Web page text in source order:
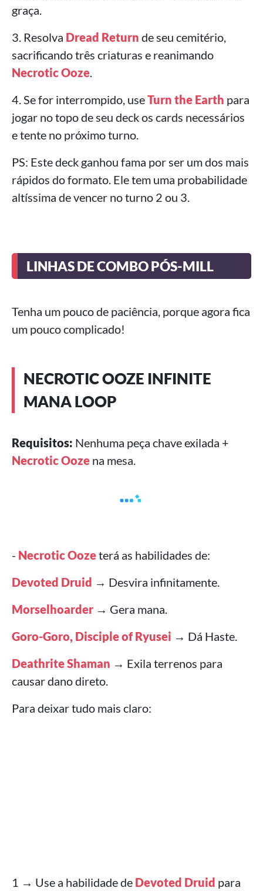
graça.
3. Resolva Dread Return de seu cemitério,
sacrificando três criaturas e reanimando
Necrotic Ooze.
4. Se for interrompido, useTurn the Earth para
jogar no topo de seu deck os cards necessários
e tente no próximo turno.
PS: Este deck ganhou fama por ser um dos mais
rápidos do formato. Ele tem uma probabilidade
altíssima de vencer no turno 2 ou 3.
LINHAS DE COMBO PÓS-MILL
Tenha um pouco de paciência, porque agora fica
um pouco complicado!
NECROTIC OOZE INFINITE
MANA LOOP
Requisitos: Nenhuma peça chave exilada +
Necrotic Ooze na mesa.
- Necrotic Oozeterá as habilidades de:
Devoted Druid → Desvira infinitamente.
Morselhoarder → Gera mana.
Goro-Goro, Disciple of Ryusei → Dá Haste.
Deathrite Shaman → Exila terrenos para
causar dano direto.
Para deixar tudo mais claro:
1 → Use a habilidade de Devoted Druid para